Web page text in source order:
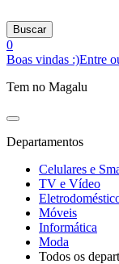
Buscar
0
Boas vindas :)Entre
Tem no Magalu
Departamentos
Celulares e
TV e Vídeo
Móveis
Informática
Moda
Todos os